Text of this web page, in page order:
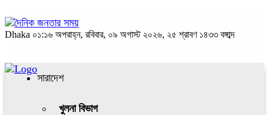
Dhaka ০১:১৬ অপরাহ্ন, রবিবার, ০৯ অগাস্ট ২০২৬, ২৫ শ্রাবণ ১৪৩৩ বঙ্গাব্দ
সারাদেশ
খুলনা বিভাগ